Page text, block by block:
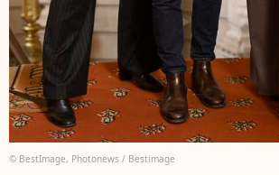
© BestImage, Photonews / Bestimage